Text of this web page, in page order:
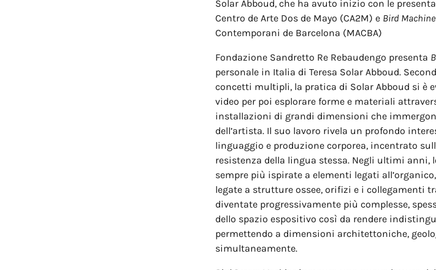
Solar Abboud, che ha avuto inizio con le
Centro de Arte Dos de Mayo (CA2M) e Bird
Contemporani de Barcelona (MACBA)
Fondazione Sandretto Re Rebaudengo presenta
personale in Italia di Teresa Solar Abboud.
concetti multipli, la pratica di Solar Abboud si è
video per poi esplorare forme e materiali
installazioni di grandi dimensioni che
dell’artista. Il suo lavoro rivela un profondo
linguaggio e produzione corporea, incentrato
resistenza della lingua stessa. Negli ultimi anni,
sempre più ispirate a elementi legati
legate a strutture ossee, orifizi e i collegamenti
diventate progressivamente più complesse,
dello spazio espositivo così da rendere
permettendo a dimensioni architettoniche,
simultaneamente.